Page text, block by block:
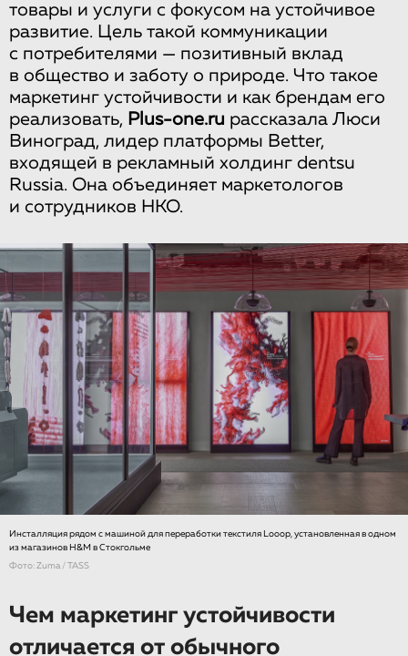
товары и услуги с фокусом на устойчивое
развитие. Цель такой коммуникации
с потребителями — позитивный вклад
в общество и заботу о природе. Что такое
маркетинг устойчивости и как брендам его
реализовать, Plus-one.ru рассказала Люси
Виноград, лидер платформы Better,
входящей в рекламный холдинг dentsu
Russia. Она объединяет маркетологов
и сотрудников НКО.
Инсталляция рядом с машиной для переработки текстиля Looop, установленная в одном
из магазинов H&M в Стокгольме
Фото: Zuma / TASS
Чем маркетинг устойчивости
отличается от обычного